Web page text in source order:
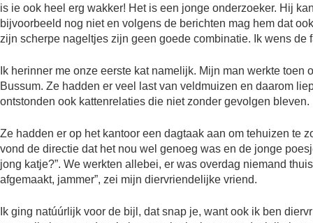
is ie ook heel erg wakker! Het is een jonge onderzoeker. Hij
bijvoorbeeld nog niet en volgens de berichten mag hem dat
zijn scherpe nageltjes zijn geen goede combinatie. Ik wens
Ik herinner me onze eerste kat namelijk. Mijn man werkte
Bussum. Ze hadden er veel last van veldmuizen en daarom
ontstonden ook kattenrelaties die niet zonder gevolgen bleven.
Ze hadden er op het kantoor een dagtaak aan om tehuizen te
vond de directie dat het nou wel genoeg was en de jonge
jong katje?”. We werkten allebei, er was overdag niemand
afgemaakt, jammer”, zei mijn diervriendelijke vriend.
Ik ging natúúrlijk voor de bijl, dat snap je, want ook ik ben